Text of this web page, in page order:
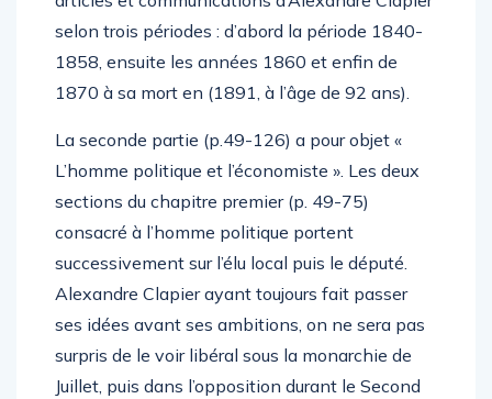
selon trois périodes : d’abord la période 1840-
1858, ensuite les années 1860 et enfin de
1870 à sa mort en (1891, à l’âge de 92 ans).
La seconde partie (p.49-126) a pour objet «
L’homme politique et l’économiste ». Les deux
sections du chapitre premier (p. 49-75)
consacré à l’homme politique portent
successivement sur l’élu local puis le député.
Alexandre Clapier ayant toujours fait passer
ses idées avant ses ambitions, on ne sera pas
surpris de le voir libéral sous la monarchie de
Juillet, puis dans l’opposition durant le Second